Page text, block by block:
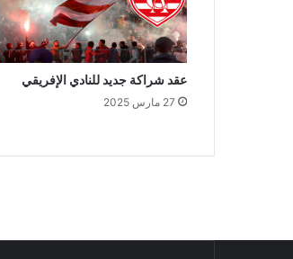
عقد شراكة جديد للنادي الإفريقي
27 مارس 2025